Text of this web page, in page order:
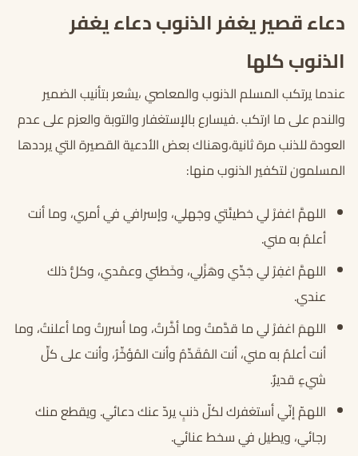
دعاء قصير يغفر الذنوب دعاء يغفر
الذنوب كلها
عندما يرتكب المسلم الذنوب والمعاصي ،يشعر بتأنيب الضمير
والندم على ما ارتكب .فيسارع بالإستغفار والتوبة والعزم على عدم
العودة للذنب مرة ثانية،وهناك بعض الأدعية القصيرة التي يرددها
المسلمون لتكفير الذنوب منها:
اللهمَّ اغفرْ لي خطيئَتي وجَهلي، وإسرافي في أمري، وما أنت
أعلمُ به مني.
اللهمَّ اغفِرْ لي جَدِّي وهَزْلي، وخَطئي وعمْدي، وكلُّ ذلك
عندي.
اللهمَ اغفرْ لي ما قدَّمتُ وما أخَّرتُ، وما أسررتُ وما أعلنتُ، وما
أنت أعلمُ به مني، أنت المُقَدِّمُ وأنت المُؤخِّرُ، وأنت على كلِّ
شيءٍ قديرٌ.
اللهمّ إنّي أستغفرك لكلّ ذنبٍ يردّ عنك دعائي. ويقطع منك
رجائي، ويطيل في سخط عنائي.